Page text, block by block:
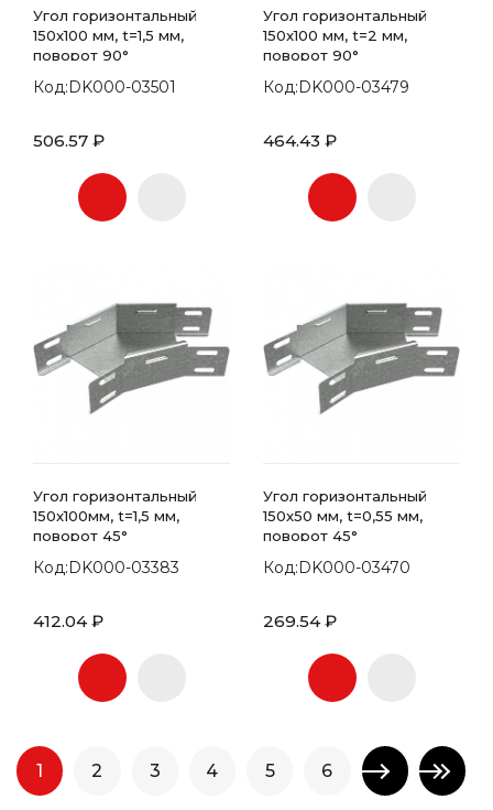
Угол горизонтальный
150x100 мм, t=1,5 мм,
поворот 90°
Код:DK000-03501
506.57 ₽
Угол горизонтальный
150x100 мм, t=2 мм,
поворот 90°
Код:DK000-03479
464.43 ₽
Угол горизонтальный
150x100мм, t=1,5 мм,
поворот 45°
Код:DK000-03383
412.04 ₽
Угол горизонтальный
150x50 мм, t=0,55 мм,
поворот 45°
Код:DK000-03470
269.54 ₽
1 2 3 4 5 6